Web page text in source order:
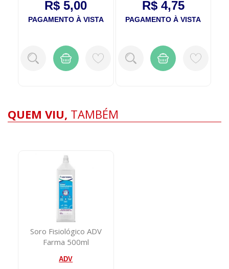
R$ 5,00
PAGAMENTO À VISTA
R$ 4,75
PAGAMENTO À VISTA
QUEM VIU, TAMBÉM
Soro Fisiológico ADV
Farma 500ml
ADV